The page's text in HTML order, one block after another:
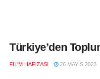
Türkiye’den
FIL'M HAFIZASI 26 MAYIS 2023